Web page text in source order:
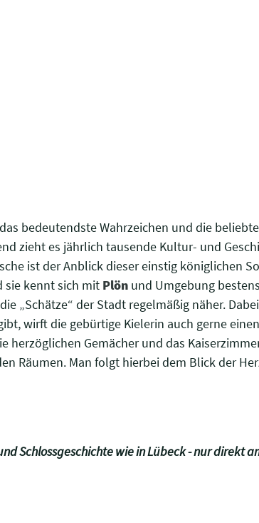
bedeutendste Wahrzeichen und die
zieht es jährlich tausende Kultur- und
ist der Anblick dieser einstig königlichen
sie kennt sich mit Plön und Umgebung
„Schätze“ der Stadt regelmäßig näher.
wirft die gebürtige Kielerin auch gerne
herzöglichen Gemächer und das
Räumen. Man folgt hierbei dem Blick der
Schlossgeschichte wie in Lübeck - nur direkt